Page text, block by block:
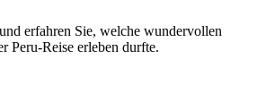
erfahren Sie, welche wundervollen
Peru-Reise erleben durfte.